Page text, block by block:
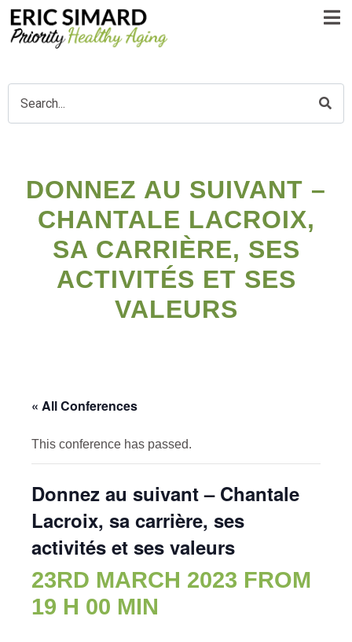
DONNEZ AU SUIVANT –
CHANTALE LACROIX,
SA CARRIÈRE, SES
ACTIVITÉS ET SES
VALEURS
« All Conferences
This conference has passed.
Donnez au suivant – Chantale
Lacroix, sa carrière, ses
activités et ses valeurs
23RD MARCH 2023 FROM
19 H 00 MIN